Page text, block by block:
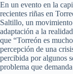
En un evento en la
recientes riñas en
Saltillo, un movimiento
adaptación a la
que “Torreón es
percepción de una
percibida por algunos
problema que